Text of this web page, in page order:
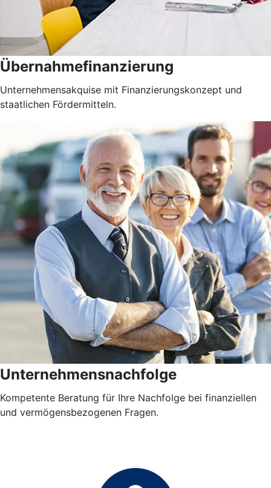
Übernahmefinanzierung
Unternehmensakquise mit Finanzierungskonzept und
staatlichen Fördermitteln.
Unternehmensnachfolge
Kompetente Beratung für Ihre Nachfolge bei finanziellen
und vermögensbezogenen Fragen.